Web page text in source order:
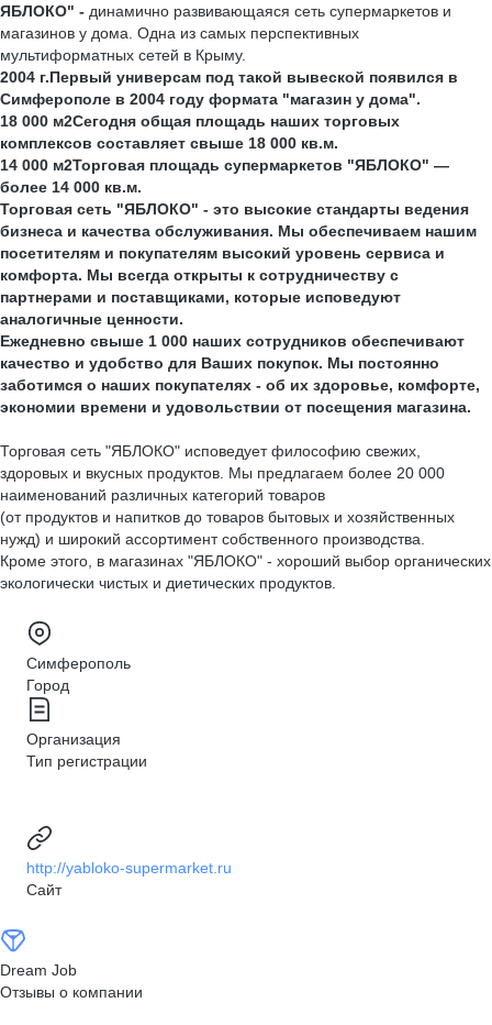
ЯБЛОКО" - динамично развивающаяся сеть супермаркетов и
магазинов у дома. Одна из самых перспективных
мультиформатных сетей в Крыму.
2004 г.Первый универсам под такой вывеской появился в
Симферополе в 2004 году формата "магазин у дома".
18 000 м2Cегодня общая площадь наших торговых
комплексов составляет свыше 18 000 кв.м.
14 000 м2Торговая площадь супермаркетов "ЯБЛОКО" —
более 14 000 кв.м.
Торговая сеть "ЯБЛОКО" - это высокие стандарты ведения
бизнеса и качества обслуживания. Мы обеспечиваем нашим
посетителям и покупателям высокий уровень сервиса и
комфорта. Мы всегда открыты к сотрудничеству с
партнерами и поставщиками, которые исповедуют
аналогичные ценности.
Ежедневно свыше 1 000 наших сотрудников обеспечивают
качество и удобство для Ваших покупок. Мы постоянно
заботимся о наших покупателях - об их здоровье, комфорте,
экономии времени и удовольствии от посещения магазина.
Торговая сеть "ЯБЛОКО" исповедует философию свежих,
здоровых и вкусных продуктов. Мы предлагаем более 20 000
наименований различных категорий товаров
(от продуктов и напитков до товаров бытовых и хозяйственных
нужд) и широкий ассортимент собственного производства.
Кроме этого, в магазинах "ЯБЛОКО" - хороший выбор органических
экологически чистых и диетических продуктов.
Симферополь
Город
Организация
Тип регистрации
http://yabloko-supermarket.ru
Сайт
Dream Job
Отзывы о компании